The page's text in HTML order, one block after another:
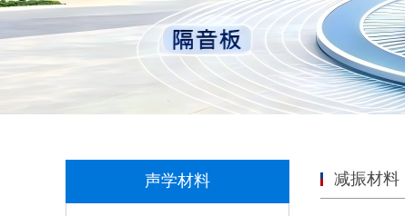
声学材料 减振材料